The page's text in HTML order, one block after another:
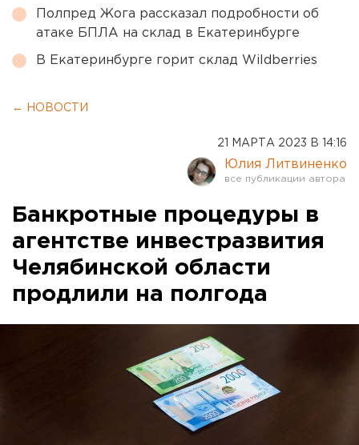
Полпред Жога рассказал подробности об
атаке БПЛА на склад в Екатеринбурге
В Екатеринбурге горит склад Wildberries
← НОВОСТИ
21 МАРТА 2023 В 14:16
Юлия Литвиненко
Банкротные процедуры в
агентстве инвестразвития
Челябинской области
продлили на полгода